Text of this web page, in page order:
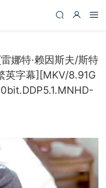
娜特·赖因斯夫/斯特
英字幕][MKV/8.91G